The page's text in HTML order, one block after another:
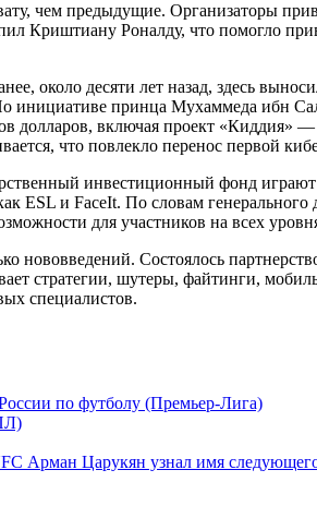
чем предыдущие. Организаторы
Криштиану Роналду, что помогло
около десяти лет назад, здесь
инициативе принца Мухаммеда ибн
долларов, включая проект «Киддия»
что повлекло перенос первой
инвестиционный фонд
ESL и FaceIt. По словам
для участников на всех
нововведений. Состоялось
стратегии, шутеры, файтинги,
специалистов.
по футболу (Премьер-Лига)
Арман Царукян узнал имя